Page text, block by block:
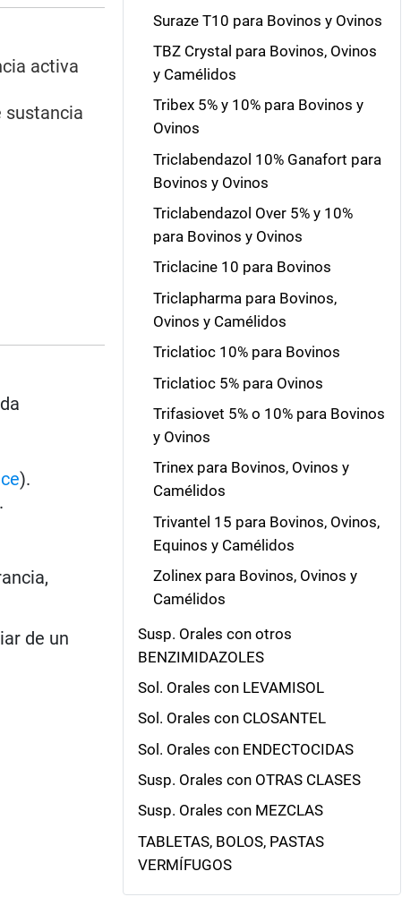
activa
sustancia
).
de un
Suraze T10 para Bovinos y Ovinos
TBZ Crystal para Bovinos, Ovinos
y Camélidos
Tribex 5% y 10% para Bovinos y
Ovinos
Triclabendazol 10% Ganafort para
Bovinos y Ovinos
Triclabendazol Over 5% y 10%
para Bovinos y Ovinos
Triclacine 10 para Bovinos
Triclapharma para Bovinos,
Ovinos y Camélidos
Triclatioc 10% para Bovinos
Triclatioc 5% para Ovinos
Trifasiovet 5% o 10% para Bovinos
y Ovinos
Trinex para Bovinos, Ovinos y
Camélidos
Trivantel 15 para Bovinos, Ovinos,
Equinos y Camélidos
Zolinex para Bovinos, Ovinos y
Camélidos
Susp. Orales con otros
BENZIMIDAZOLES
Sol. Orales con LEVAMISOL
Sol. Orales con CLOSANTEL
Sol. Orales con ENDECTOCIDAS
Susp. Orales con OTRAS CLASES
Susp. Orales con MEZCLAS
TABLETAS, BOLOS, PASTAS
VERMÍFUGOS